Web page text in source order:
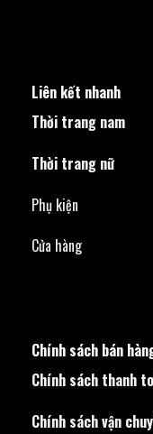
Liên kết nhanh
Thời trang nam
Thời trang nữ
Phụ kiện
Cửa hàng
Chính sách bán
Chính sách thanh
Chính sách vận